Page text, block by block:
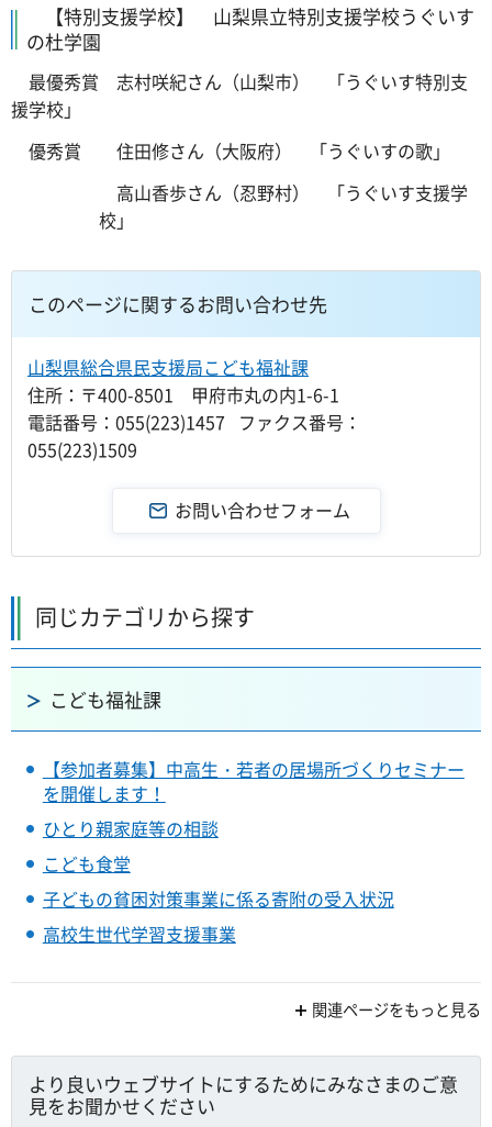
【特別支援学校】 山梨県立特別支援学校うぐいす
の杜学園
最優秀賞 志村咲紀さん（山梨市） 「うぐいす特別支
援学校」
優秀賞 住田修さん（大阪府） 「うぐいすの歌」
高山香歩さん（忍野村） 「うぐいす支援学
校」
このページに関するお問い合わせ先
山梨県総合県民支援局こども福祉課
住所：〒400-8501 甲府市丸の内1-6-1
電話番号：055(223)1457 ファクス番号：
055(223)1509
同じカテゴリから探す
こども福祉課
【参加者募集】中高生・若者の居場所づくりセミナー
を開催します！
ひとり親家庭等の相談
こども食堂
子どもの貧困対策事業に係る寄附の受入状況
高校生世代学習支援事業
関連ページをもっと見る
より良いウェブサイトにするためにみなさまのご意
見をお聞かせください